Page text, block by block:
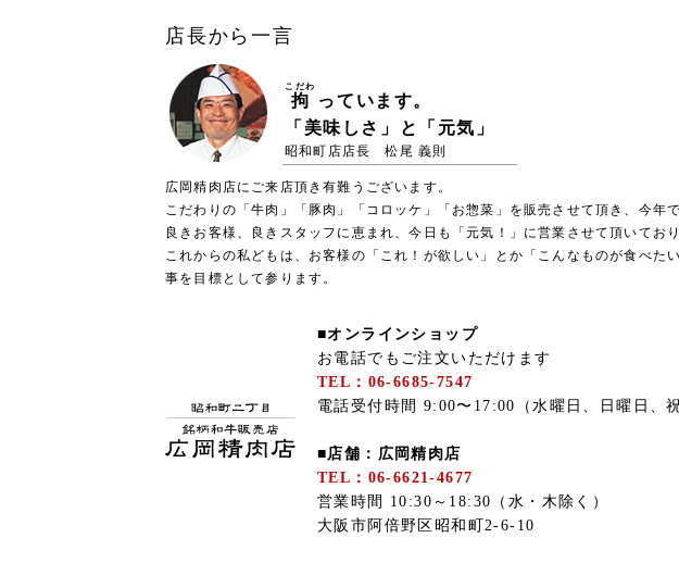
店長から一言
拘
こだわ
っています。
「美味しさ」と「元気」
昭和町店店長 松尾 義則
広岡精肉店にご来店頂き有難うございます。
こだわりの「牛肉」「豚肉」「コロッケ」「お惣菜」を販売させて頂き、今年
良きお客様、良きスタッフに恵まれ、今日も「元気！」に営業させて頂いており
これからの私どもは、お客様の「これ！が欲しい」とか「こんなものが食べた
事を目標として参ります。
■オンラインショップ
お電話でもご注文いただけます
TEL：06-6685-7547
電話受付時間 9:00〜17:00（水曜日、日曜日、
■店舗：広岡精肉店
TEL：06-6621-4677
営業時間 10:30～18:30（水・木除く）
大阪市阿倍野区昭和町2-6-10